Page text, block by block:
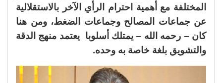
المختلفة مع أهمية احترام الرأي الآخر بالاستقلالية
عن جماعات المصالح وجماعات الضغط، ومن هنا
كان – رحمه الله – يمتلك أسلوبا يعتمد منهج الدقة
والتشويق بلغة خاصة به وحده.